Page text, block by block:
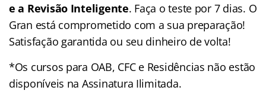
e a Revisão Inteligente. Faça o teste por 7 dias. O
Gran está comprometido com a sua preparação!
Satisfação garantida ou seu dinheiro de volta!
*Os cursos para OAB, CFC e Residências não estão
disponíveis na Assinatura Ilimitada.